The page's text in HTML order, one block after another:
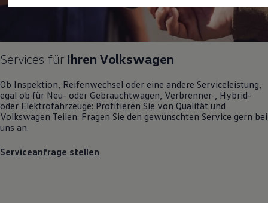
Software Updates
Service und Ersatzteile
Inspektion und HU/AU
Motorenöl und Flüssigkeiten
Räder und Reifen
Pannen- und Unfallhilfe
Economy Service
Modellspezifisches Zubehör
Services für Ihren Volkswagen
Ob Inspektion, Reifenwechsel oder eine andere Serviceleistung,
egal ob für Neu- oder Gebrauchtwagen , Verbrenner-, Hybrid-
oder Elektrofahrzeuge: Profitieren Sie von Qualität und
Volkswagen Teilen. Fragen Sie den gewünschten Service gern bei
uns an.
Serviceanfrage stellen